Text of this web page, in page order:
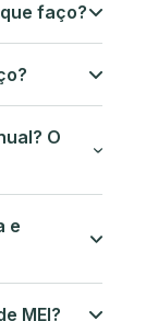
faço?
O
e
MEI?